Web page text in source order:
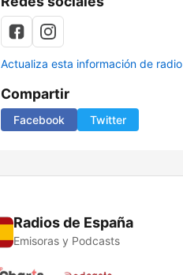
Actualiza esta información de radio
Compartir
Facebook Twitter
Radios de España
Emisoras y Podcasts